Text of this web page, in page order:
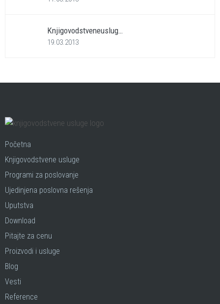
Knjigovodstveneuslug…
19.03.2013
Početna
Knjigovodstvene usluge
Programi za poslovanje
Ujedinjena poslovna rešenja
Uputstva
Download
Pitajte za cenu
Proizvodi i usluge
Blog
Vesti
Reference